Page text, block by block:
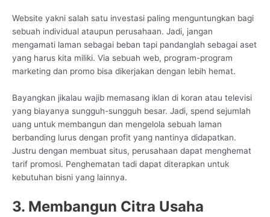
Website yakni salah satu investasi paling menguntungkan bagi
sebuah individual ataupun perusahaan. Jadi, jangan
mengamati laman sebagai beban tapi pandanglah sebagai aset
yang harus kita miliki. Via sebuah web, program-program
marketing dan promo bisa dikerjakan dengan lebih hemat.
Bayangkan jikalau wajib memasang iklan di koran atau televisi
yang biayanya sungguh-sungguh besar. Jadi, spend sejumlah
uang untuk membangun dan mengelola sebuah laman
berbanding lurus dengan profit yang nantinya didapatkan.
Justru dengan membuat situs, perusahaan dapat menghemat
tarif promosi. Penghematan tadi dapat diterapkan untuk
kebutuhan bisni yang lainnya.
3. Membangun Citra Usaha